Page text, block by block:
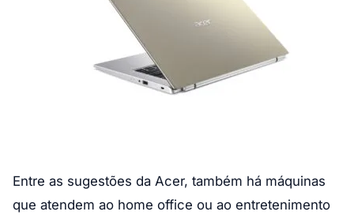
Entre as sugestões da Acer, também há máquinas
que atendem ao home office ou ao entretenimento